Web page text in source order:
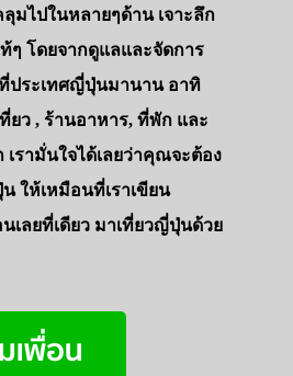
มไปในหลายๆด้าน เจาะลึก
ๆ โดยจากดูแลและจัดการ
ประเทศญี่ปุ่นมานาน อาทิ
ยว , ร้านอาหาร, ที่พัก และ
เรามั่นใจได้เลยว่าคุณจะต้อง
ให้เหมือนที่เราเขียน
เลยที่เดียว มาเที่ยวญี่ปุ่นด้วย